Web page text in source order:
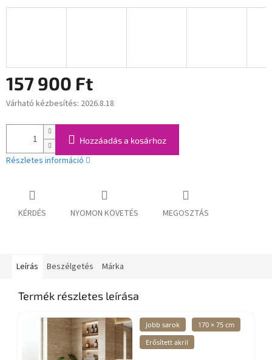
157 900 Ft
Egységár:
Várható kézbesítés: 2026.8.18
Hozzáadás a kosárhoz
Részletes információ
KÉRDÉS NYOMON KÖVETÉS MEGOSZTÁS
Leírás Beszélgetés Márka
Termék részletes leírása
Jobb sarok
170 × 75 cm
Erősített akril